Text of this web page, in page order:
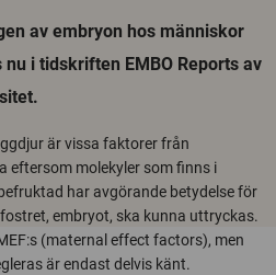
av embryon hos människor
i tidskriften EMBO Reports av
är vissa faktorer från
eftersom molekyler som finns i
har avgörande betydelse för
embryot, ska kunna uttryckas.
(maternal effect factors), men
är endast delvis känt.